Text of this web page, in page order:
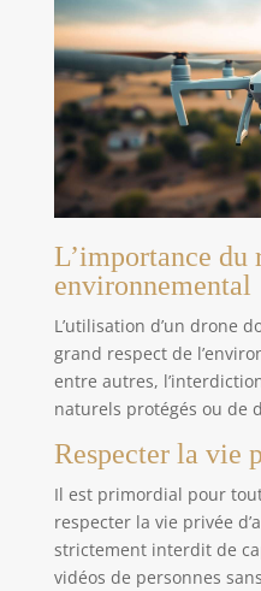
L’importance du
environnemental
L’utilisation d’un drone
grand respect de
entre autres,
naturels protégés ou de
Respecter la vie
Il est primordial pour
respecter la vie privée
strictement interdit de
vidéos de personnes